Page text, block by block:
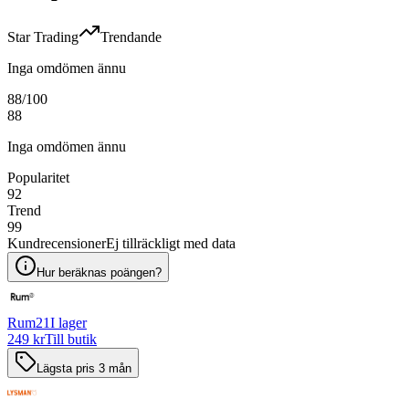
Star Trading
Trendande
Inga omdömen ännu
88/100
88
Inga omdömen ännu
Popularitet
92
Trend
99
KundrecensionerEj tillräckligt med data
Hur beräknas poängen?
Rum21I lager
249 krTill butik
Lägsta pris 3 mån